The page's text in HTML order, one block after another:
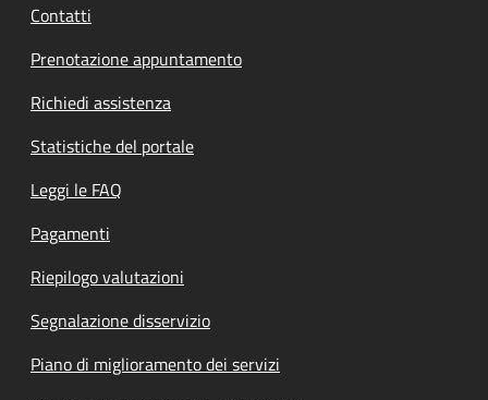
Contatti
Prenotazione appuntamento
Richiedi assistenza
Statistiche del portale
Leggi le FAQ
Pagamenti
Riepilogo valutazioni
Segnalazione disservizio
Piano di miglioramento dei servizi